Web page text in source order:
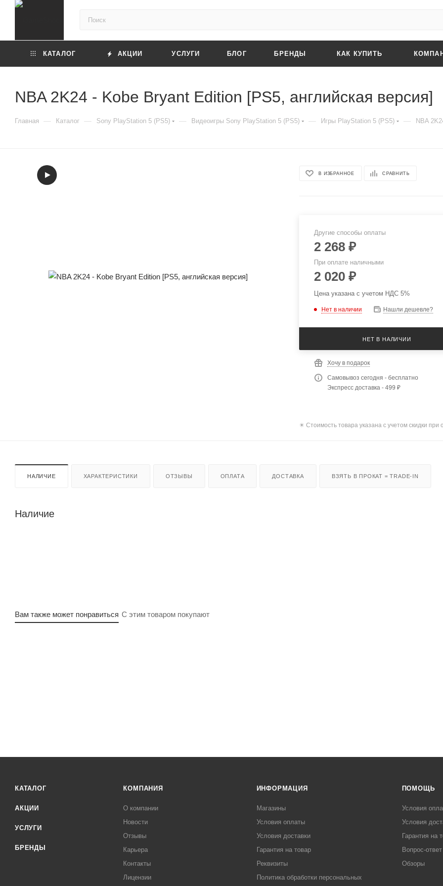
КАТАЛОГ АКЦИИ УСЛУГИ БЛОГ БРЕНДЫ КАК КУПИТЬ
NBA 2K24 - Kobe Bryant Edition [PS5, английская версия]
Главная — Каталог — Sony PlayStation 5 (PS5) — Видеоигры Sony PlayStation 5 (PS5) — Игры PlayStation 5 (PS5) — NBA
В ИЗБРАННОЕ СРАВНИТЬ
Другие способы оплаты
2 268 ₽
При оплате наличными
2 020 ₽
Цена указана с учетом НДС 5%
Нет в наличии Нашли дешевле?
НЕТ В НАЛИЧИИ
Хочу в подарок
Самовывоз сегодня - бесплатно
Экспресс доставка - 499 ₽
✴️ Стоимость товара указана с учетом скидки при
НАЛИЧИЕ ХАРАКТЕРИСТИКИ ОТЗЫВЫ ОПЛАТА ДОСТАВКА ВЗЯТЬ В ПРОКАТ = TRADE-IN
Наличие
Вам также может понравиться С этим товаром покупают
КАТАЛОГ
АКЦИИ
УСЛУГИ
БРЕНДЫ
КОМПАНИЯ
О компании
Новости
Отзывы
Карьера
Контакты
Лицензии
ИНФОРМАЦИЯ
Магазины
Условия оплаты
Условия доставки
Гарантия на товар
Реквизиты
Политика обработки персональных
ПОМОЩЬ
Условия
Условия
Гарантия на
Вопрос-ответ
Обзоры